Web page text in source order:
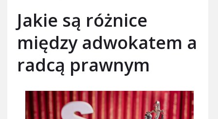
Jakie są różnice
między adwokatem a
radcą prawnym